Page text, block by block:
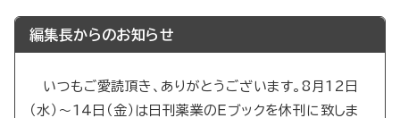
編集長からのお知らせ
いつもご愛読頂き、ありがとうございます。8月12日
（水）～14日（金）は日刊薬業のEブックを休刊に致しま